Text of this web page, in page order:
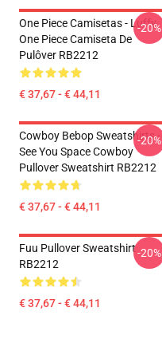
One Piece Camisetas - Luffy
One Piece Camiseta De
Pulôver RB2212
€ 37,67 - € 44,11
-20%
Cowboy Bebop Sweatshirts -
See You Space Cowboy
Pullover Sweatshirt RB2212
€ 37,67 - € 44,11
-20%
Fuu Pullover Sweatshirt
RB2212
€ 37,67 - € 44,11
-20%